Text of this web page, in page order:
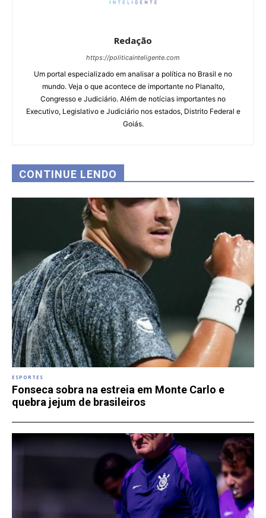
Redação
https://politicainteligente.com
Um portal especializado em analisar a política no Brasil e no
mundo. Veja o que acontece de importante no Planalto,
Congresso e Judiciário. Além de notícias importantes no
Executivo, Legislativo e Judiciário nos estados, Distrito Federal e
Goiás.
CONTINUE LENDO
ESPORTES
Fonseca sobra na estreia em Monte Carlo e
quebra jejum de brasileiros